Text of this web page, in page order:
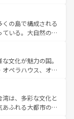
。 なお、新
照してほしい。
グ、エンターテイ
。一方、アメリカ
ニオンやイエロー
が融合した独特の
で異なる魅力を楽
感じることができ
い。
の島で構成される
いる。大自然の神
地といえばオアフ
島やカウアイ島が
をはじめ、豊かな
てくれるハワイの
アンミュージッ
ハワイの魅力を彩
文化が魅力の国。
ペラハウス、オー
ル（エアーズロッ
ンズの熱帯雨林な
やワイン、オージ
は、多彩な文化と
ふれる大都市の台